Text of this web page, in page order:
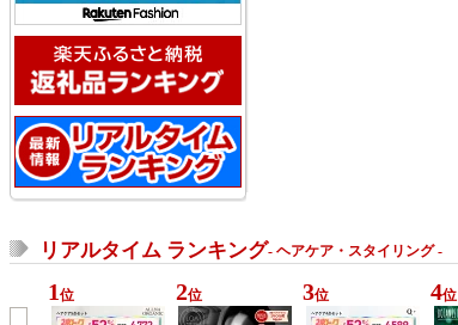
リアルタイム ランキング- ヘアケア・スタイリング -
1 位 2位 3位 4位